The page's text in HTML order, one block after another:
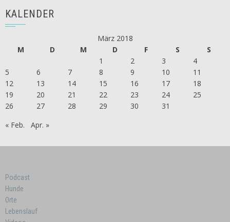
KALENDER
März 2018
M
D M D F S
S
1
2 3
4
5
6 7 8 9 10
11
12
13 14 15 16 17
18
19
20 21 22 23 24
25
26
27 28 29 30
31
« Feb.
Apr. »
Podcast
Hunde
Orte
Lebenslauf